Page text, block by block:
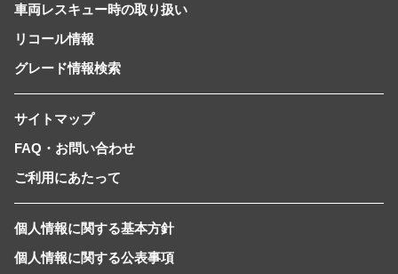
車両レスキュー時の取り扱い
リコール情報
グレード情報検索
サイトマップ
FAQ・お問い合わせ
ご利用にあたって
個人情報に関する基本方針
個人情報に関する公表事項